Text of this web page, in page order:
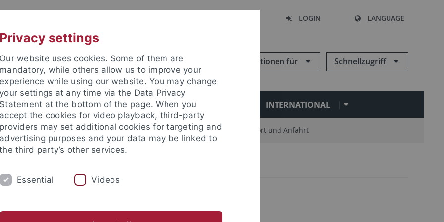
LOGIN LANGUAGE
Informationen für Schnellzugriff
STUDIUM FORSCHUNG EINRICHTUNGEN INTERNATIONAL
und Publikationen Campusleben Im Dialog Karriere Standort und Anfahrt
Privacy settings
Our website uses cookies. Some of them are
mandatory, while others allow us to improve your
experience while using our website. You may change
your settings at any time via the Data Privacy
Statement at the bottom of the page. When you
accept the cookies for video playback, third-party
providers may set additional cookies for targeting and
advertising purposes and your data may be linked to
the third party’s other services.
Essential Videos